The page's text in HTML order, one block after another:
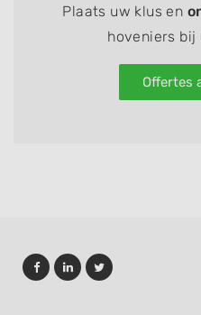
Plaats uw klus en
hoveniers bij
Offertes